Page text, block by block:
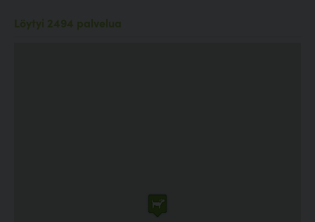
Löytyi 2494 palvelua